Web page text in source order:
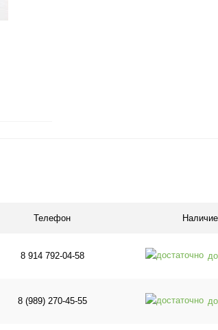
Телефон Наличие
8 914 792-04-58
8 (989) 270-45-55